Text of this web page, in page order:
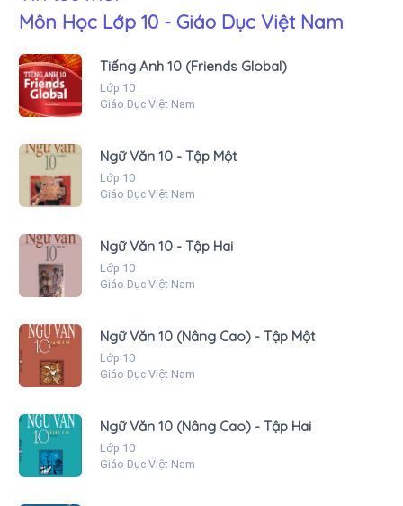
Môn Học Lớp 10 - Giáo Dục Việt Nam
Tiếng Anh 10 (Friends Global)
Lớp 10
Giáo Dục Việt Nam
Ngữ Văn 10 - Tập Một
Lớp 10
Giáo Dục Việt Nam
Ngữ Văn 10 - Tập Hai
Lớp 10
Giáo Dục Việt Nam
Ngữ Văn 10 (Nâng Cao) - Tập Một
Lớp 10
Giáo Dục Việt Nam
Ngữ Văn 10 (Nâng Cao) - Tập Hai
Lớp 10
Giáo Dục Việt Nam